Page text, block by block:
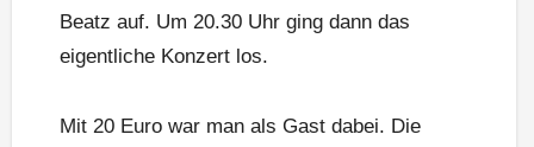
Beatz auf. Um 20.30 Uhr ging dann das
eigentliche Konzert los.
Mit 20 Euro war man als Gast dabei. Die